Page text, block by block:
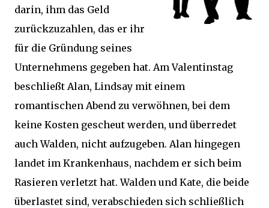
darin, ihm das Geld
zurückzuzahlen, das er ihr
für die Gründung seines
Unternehmens gegeben hat. Am Valentinstag
beschließt Alan, Lindsay mit einem
romantischen Abend zu verwöhnen, bei dem
keine Kosten gescheut werden, und überredet
auch Walden, nicht aufzugeben. Alan hingegen
landet im Krankenhaus, nachdem er sich beim
Rasieren verletzt hat. Walden und Kate, die beide
überlastet sind, verabschieden sich schließlich